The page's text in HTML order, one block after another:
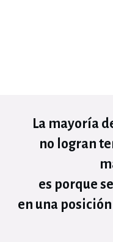
La mayoría
no logran
es porque
en una